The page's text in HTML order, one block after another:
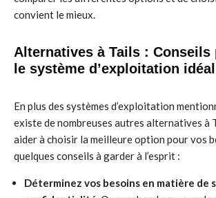
convient le mieux.
Alternatives à Tails :
le système d’exploitation idéal
En plus des systèmes d’exploitation
existe de nombreuses autres alternatives à
aider à choisir la meilleure option pour vos
quelques conseils à garder à l’esprit :
Déterminez vos besoins en matière de